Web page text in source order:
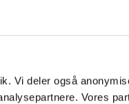
Vi deler også
Vores